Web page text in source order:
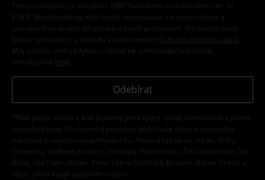
Tímto souhlasím se zasíláním EMP Newslettru a souhlasím s tím, že
E.M.P. Merchandising mbH může zpracovávat mé osobní údaje a
pravidelně mi posílat informace o svých produktech. Mé osobní údaje
budou zpracovány v souladu s ustanoveními
Ochrana osobních údajů
Můj souhlas mohu kdykoliv odvolat na odhlašovací odkaz/link.
Unsubscribe here
Odebírat
*Platí pouze online a kód je platný jen 4 týdny. Nelze kombinovat s jinými
slevovými kódy. Po vložení a potvrzení kódu bude sleva automaticky
odečtena z vašeho nákupního košíku. Nevztahuje se na média, knihy,
vstupenky, dárkové poukazy, produkty: Rammstein, (Till) Lindemann, Die
Ärzte, Die Toten Hosen, Feine Sahne Fischfilet, Broilers, Böhse Onkelz a
zboží, jehož koupí podpoříte nadaci.